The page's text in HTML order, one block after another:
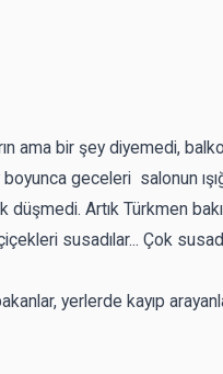
ama bir şey diyemedi,
geceleri salonun
düşmedi. Artık Türkmen
susadılar... Çok
yerlerde kayıp